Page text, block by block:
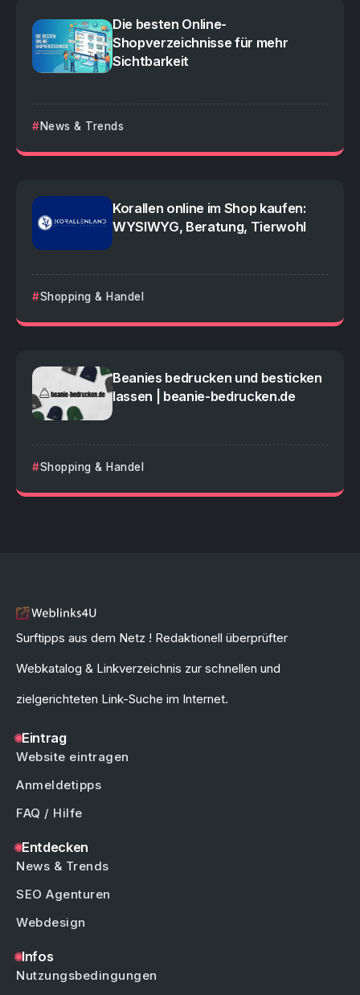
Die besten Online-
Shopverzeichnisse für mehr
Sichtbarkeit
News & Trends
Korallen online im Shop kaufen:
WYSIWYG, Beratung, Tierwohl
Shopping & Handel
Beanies bedrucken und besticken
lassen | beanie-bedrucken.de
Shopping & Handel
Surftipps aus dem Netz ! Redaktionell überprüfter
Webkatalog & Linkverzeichnis zur schnellen und
zielgerichteten Link-Suche im Internet.
Eintrag
Website eintragen
Anmeldetipps
FAQ / Hilfe
Entdecken
News & Trends
SEO Agenturen
Webdesign
Infos
Nutzungsbedingungen